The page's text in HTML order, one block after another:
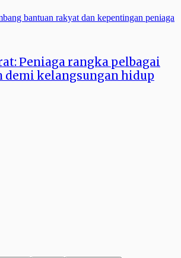
Peniaga rangka pelbagai
demi kelangsungan hidup